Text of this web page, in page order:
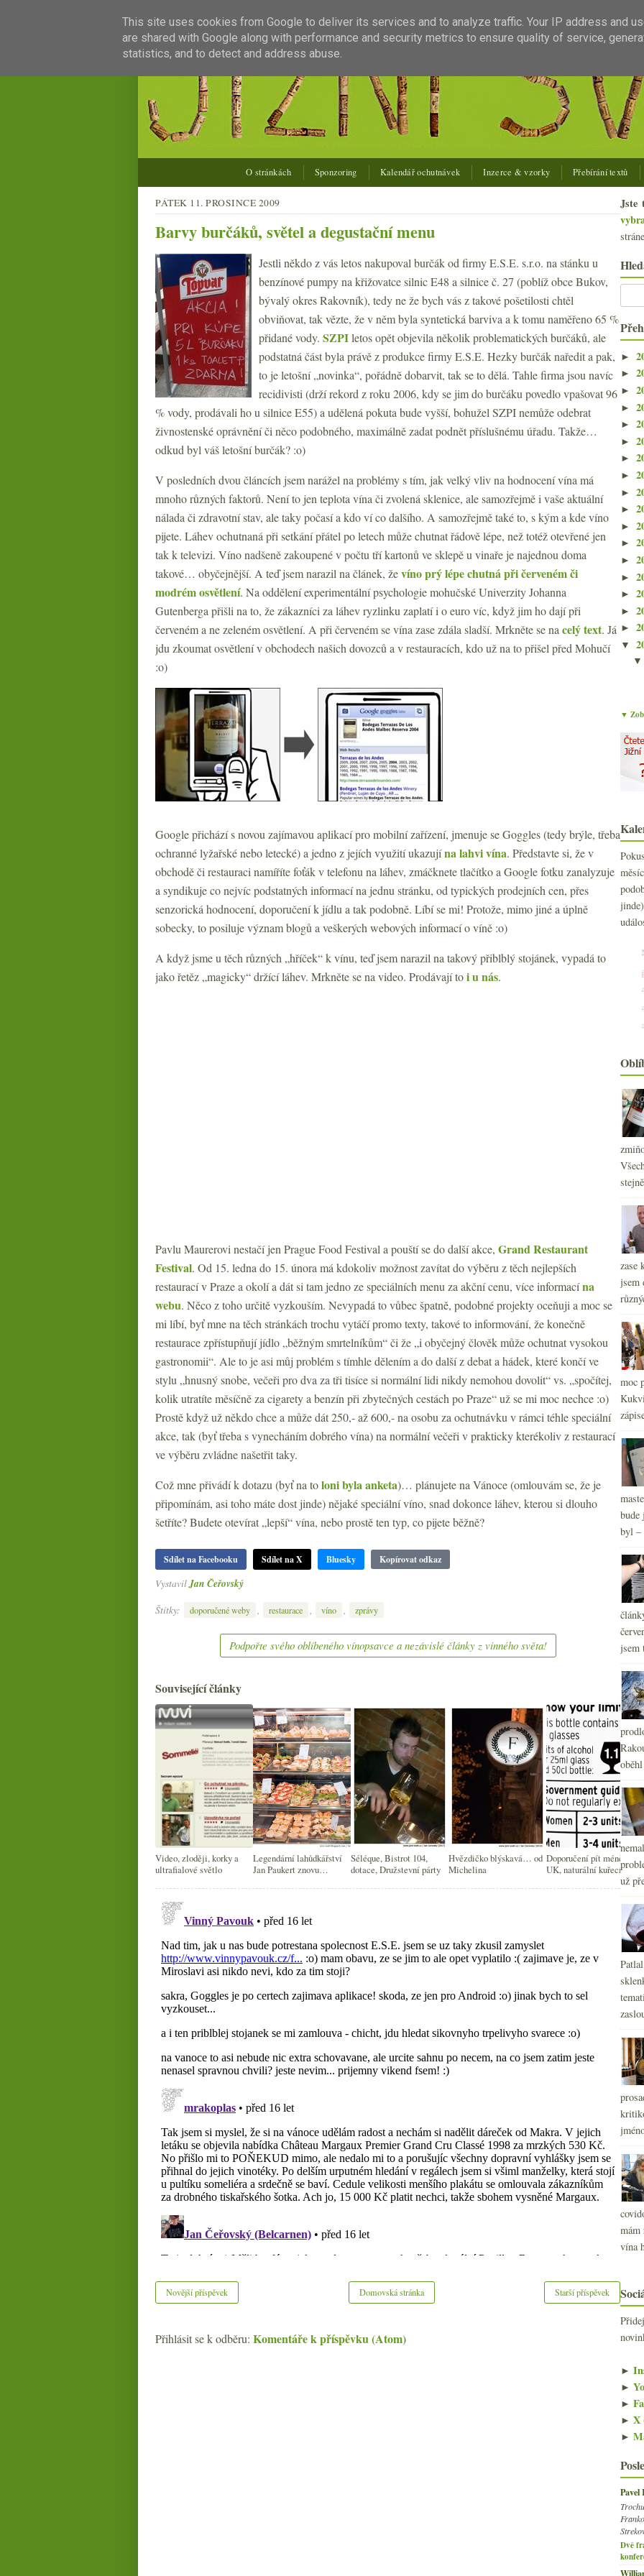
O stránkách Sponzoring Kalendář ochutnávek Inzerce & vzorky Přebírání textů
PÁTEK 11. PROSINCE 2009
Barvy burčáků, světel a degustační menu
Jestli někdo z vás letos nakupoval burčák od firmy E.S.E. s.r.o. na stánku u
benzínové pumpy na křižovatce silnic E48 a silnice č. 27 (poblíž obce Bukov,
bývalý okres Rakovník), tedy ne že bych vás z takové pošetilosti chtěl
obviňovat, tak vězte, že v něm byla syntetická barviva a k tomu naměřeno 65 %
přidané vody. SZPIletos opět objevila několik problematických burčáků, ale
podstatná část byla právě z produkce firmy E.S.E. Hezky burčák naředit a pak,
to je letošní „novinka“, pořádně dobarvit, tak se to dělá. Tahle firma jsou navíc
recidivisti (drží rekord z roku 2006, kdy se jim do burčáku povedlo vpašovat 96
% vody, prodávali ho u silnice E55) a udělená pokuta bude vyšší, bohužel SZPI nemůže odebrat
živnostenské oprávnění či něco podobného, maximálně zadat podnět příslušnému úřadu. Takže…
odkud byl váš letošní burčák? :o)
V posledních dvou článcích jsem narážel na problémy s tím, jak velký vliv na hodnocení vína má
mnoho různých faktorů. Není to jen teplota vína či zvolená sklenice, ale samozřejmě i vaše aktuální
nálada či zdravotní stav, ale taky počasí a kdo ví co dalšího. A samozřejmě také to, s kým a kde víno
pijete. Láhev ochutnaná při setkání přátel po letech může chutnat řádově lépe, než totéž otevřené jen
tak k televizi. Víno nadšeně zakoupené v počtu tří kartonů ve sklepě u vinaře je najednou doma
takové… obyčejnější. A teď jsem narazil na článek, ževíno prý lépe chutná při červeném či
modrém osvětlení. Na oddělení experimentální psychologie mohučské Univerzity Johanna
Gutenberga přišli na to, že zákazníci za láhev ryzlinku zaplatí i o euro víc, když jim ho dají při
červeném a ne zeleném osvětlení. A při červeném se vína zase zdála sladší. Mrkněte se na celý text. Já
jdu zkoumat osvětlení v obchodech našich dovozců a v restauracích, kdo už na to přišel před Mohučí
:o)
Google přichází s novou zajímavou aplikací pro mobilní zařízení, jmenuje se Goggles (tedy brýle, třeba
ochranné lyžařské nebo letecké) a jedno z jejích využití ukazujína lahvi vína. Představte si, že v
obchodě či restauraci namíříte foťák v telefonu na láhev, zmáčknete tlačítko a Google fotku zanalyzuje
a syndikuje co nejvíc podstatných informací na jednu stránku, od typických prodejních cen, přes
senzorická hodnocení, doporučení k jídlu a tak podobně. Líbí se mi! Protože, mimo jiné a úplně
sobecky, to posiluje význam blogů a veškerých webových informací o víně :o)
A když jsme u těch různých „hříček“ k vínu, teď jsem narazil na takový přiblblý stojánek, vypadá to
jako řetěz „magicky“ držící láhev. Mrkněte se na video. Prodávají toi u nás.
Pavlu Maurerovi nestačí jen Prague Food Festival a pouští se do další akce, Grand Restaurant
Festival. Od 15. ledna do 15. února má kdokoliv možnost zavítat do výběru z těch nejlepších
restaurací v Praze a okolí a dát si tam jedno ze speciálních menu za akční cenu, více informacína
webu. Něco z toho určitě vyzkouším. Nevypadá to vůbec špatně, podobné projekty oceňuji a moc se
mi líbí, byť mne na těch stránkách trochu vytáčí promo texty, takové to informování, že konečně
restaurace zpřístupňují jídlo „běžným smrtelníkům“ či že „i obyčejný člověk může ochutnat vysokou
gastronomii“. Ale to je asi můj problém s tímhle dělením a do další z debat a hádek, které končí ve
stylu „hnusný snobe, večeři pro dva za tři tisíce si normální lidi nikdy nemohou dovolit“ vs. „spočítej,
kolik utratíte měsíčně za cigarety a benzín při zbytečných cestách po Praze“ už se mi moc nechce :o)
Prostě když už někdo chce a může dát 250,- až 600,- na osobu za ochutnávku v rámci téhle speciální
akce, tak (byť třeba s vynecháním dobrého vína) na normální večeři v prakticky kterékoliv z restaurací
ve výběru zvládne našetřit taky.
Což mne přivádí k dotazu (byť na toloni byla anketa)… plánujete na Vánoce (omlouvám se, že je
připomínám, asi toho máte dost jinde) nějaké speciální víno, snad dokonce láhev, kterou si dlouho
šetříte? Budete otevírat „lepší“ vína, nebo prostě ten typ, co pijete běžně?
Sdílet na Facebooku Sdílet na X Bluesky Kopírovat odkaz
VystavilJan Čeřovský
Štítky:
doporučené weby restaurace víno zprávy
Podpořte svého oblíbeného vínopsavce a nezávislé články z vinného světa!
Související články
Video, zloději, korky a
ultrafialové světlo
Legendární lahůdkářství
Jan Paukert znovu
Séléque, Bistrot 104,
dotace, Družstevní párty
Hvězdičko blýskavá… od
Michelina
Doporučení pít méně v
UK, naturální kuřecí
Novější příspěvek Starší příspěvek
Domovská stránka
Přihlásit se k odběru: Komentáře k příspěvku (Atom)
Jste
►
►
►
►
►
►
►
►
►
►
►
►
►
►
►
►
►
▼
►
►
►
►
►
▼
zase
jsem
moc
bude
byl –
jsem
už
mám
vína
►
►
►
► X
►
Pavel
Dvě
This site uses cookies from Google to deliver its services and to analyze traffic. Your IP address and
are shared with Google along with performance and security metrics to ensure quality of service,
statistics, and to detect and address abuse.